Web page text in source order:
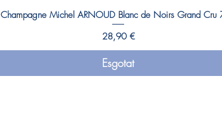
Champagne Michel ARNOUD Blanc de Noirs Grand Cru
Preu
28,90 €
Esgotat